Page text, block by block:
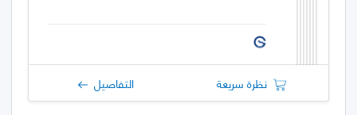
نظرة سريعة التفاصيل